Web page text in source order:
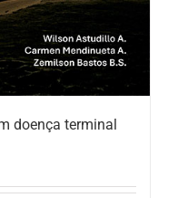
doença terminal